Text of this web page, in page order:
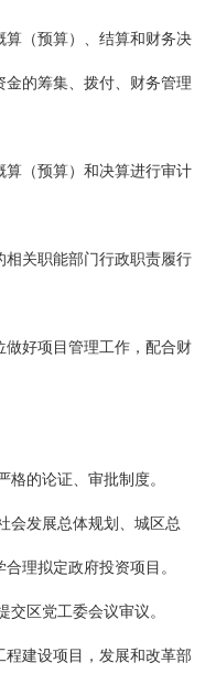
算（预算）、结算和财务决
的筹集、拨付、财务管理
（预算）和决算进行审计
相关职能部门行政职责履行
好项目管理工作，配合财
的论证、审批制度。
会发展总体规划、城区总
理拟定政府投资项目。
区党工委会议审议。
建设项目，发展和改革部